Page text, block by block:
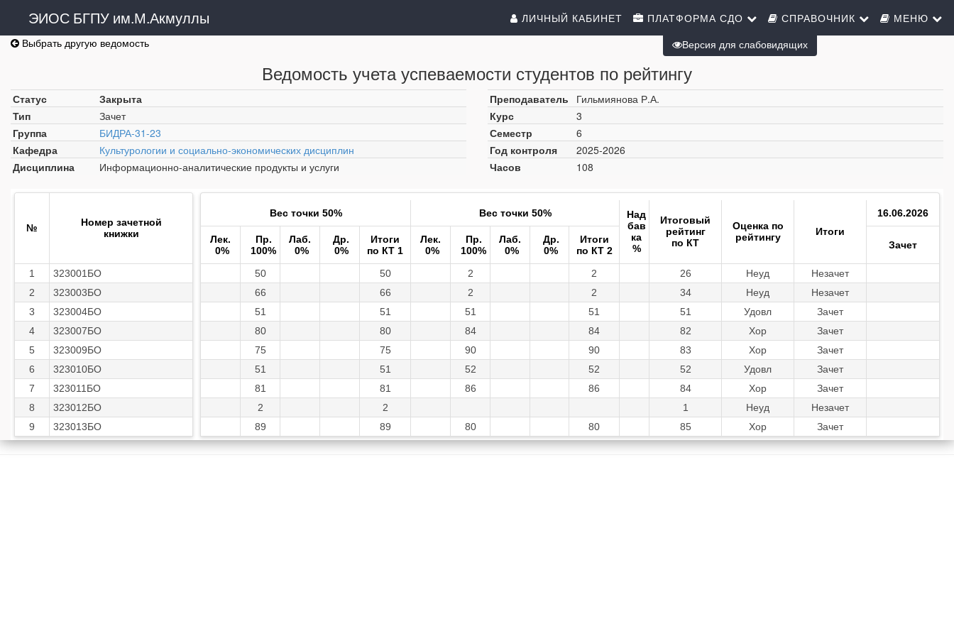
ЭИОС БГПУ им.М.Акмуллы ЛИЧНЫЙ КАБИНЕТ ПЛАТФОРМА СДО СПРАВОЧНИК
МЕНЮ
Выбрать другую ведомость
Ведомость учета успеваемости студентов по рейтингу
Статус
Закрыта
Тип
Зачет
Группа
БИДРА-31-23
Кафедра
Культурологии и социально-экономических дисциплин
Дисциплина
Информационно-аналитические продукты и услуги
Преподаватель
Гильмиянова Р.А.
Курс
3
Семестр
6
Год контроля
2025-2026
Часов
108
№
Номер зачетной
книжки
1
323001БО
2
323003БО
3
323004БО
4
323007БО
5
323009БО
6
323010БО
7
323011БО
8
323012БО
9
323013БО
Вес точки 50% Вес точки 50%
Над
бав
ка
%
Итоговый
рейтинг
по КТ
Оценка по
рейтингу
Итоги
16.06.2026
Лек.
0%
Пр.
100%
Лаб.
0%
Др.
0%
Итоги
по КТ 1
Лек.
0%
Пр.
100%
Лаб.
0%
Др.
0%
Итоги
по КТ 2
Зачет
50 50 2 2 26 Неуд
Незачет
66
66 2 2 34 Неуд
Незачет
51
51 51 51 51 Удовл
Зачет
80
80 84 84 82 Хор
Зачет
75
75 90 90 83 Хор
Зачет
51
51 52 52 52 Удовл
Зачет
81
81 86 86 84 Хор
Зачет
2
2 1 Неуд
Незачет
89
89 80 80 85 Хор Зачет
Версия для слабовидящих